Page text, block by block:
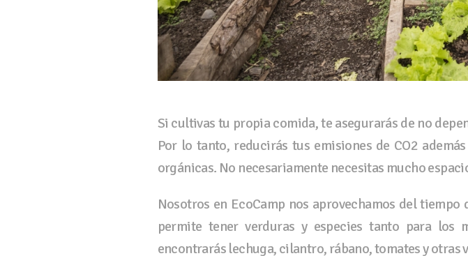
Si cultivas tu propia comida, te asegurarás de no
Por lo tanto, reducirás tus emisiones de CO2
orgánicas. No necesariamente necesitas mucho
Nosotros en EcoCamp nos aprovechamos del
permite tener verduras y especies tanto para los
encontrarás lechuga, cilantro, rábano, tomates y otras